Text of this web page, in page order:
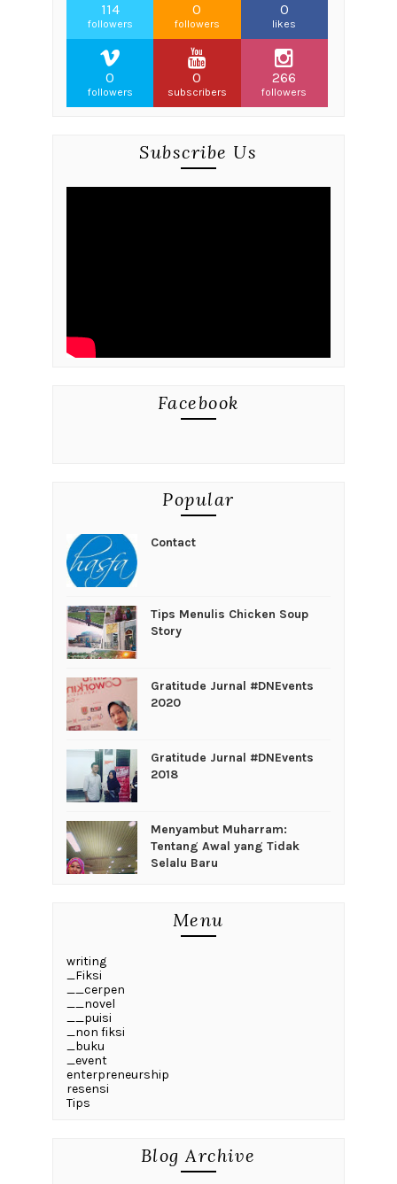
114
followers
0
followers
0
likes
0
followers
0
subscribers
266
followers
Subscribe Us
Facebook
Popular
Contact
Tips Menulis Chicken Soup
Story
Gratitude Jurnal #DNEvents
2020
Gratitude Jurnal #DNEvents
2018
Menyambut Muharram:
Tentang Awal yang Tidak
Selalu Baru
Menu
writing
_Fiksi
__cerpen
__novel
__puisi
_non fiksi
_buku
_event
enterpreneurship
resensi
Tips
Blog Archive